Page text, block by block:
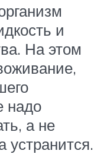
и
На этом
надо
а не
устранится.